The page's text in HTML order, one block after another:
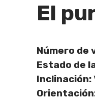
El
Número de
Estado de
Inclinación: